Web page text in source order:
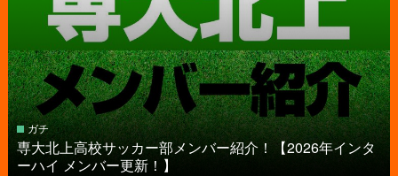
ガチ
専大北上高校サッカー部メンバー紹介！【2026年インタ
ーハイ メンバー更新！】